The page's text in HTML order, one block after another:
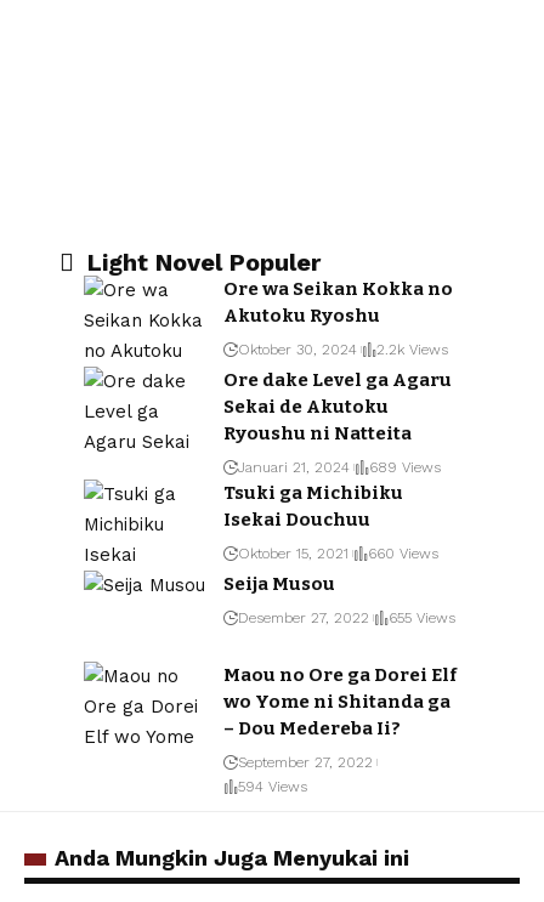
Light Novel Populer
Ore wa Seikan Kokka no
Akutoku Ryoshu
Oktober 30, 2024 2.2k Views
Ore dake Level ga Agaru
Sekai de Akutoku
Ryoushu ni Natteita
Januari 21, 2024 689 Views
Tsuki ga Michibiku
Isekai Douchuu
Oktober 15, 2021 660 Views
Seija Musou
Desember 27, 2022 655 Views
Maou no Ore ga Dorei Elf
wo Yome ni Shitanda ga
– Dou Medereba Ii?
September 27, 2022
594 Views
Anda Mungkin Juga Menyukai ini